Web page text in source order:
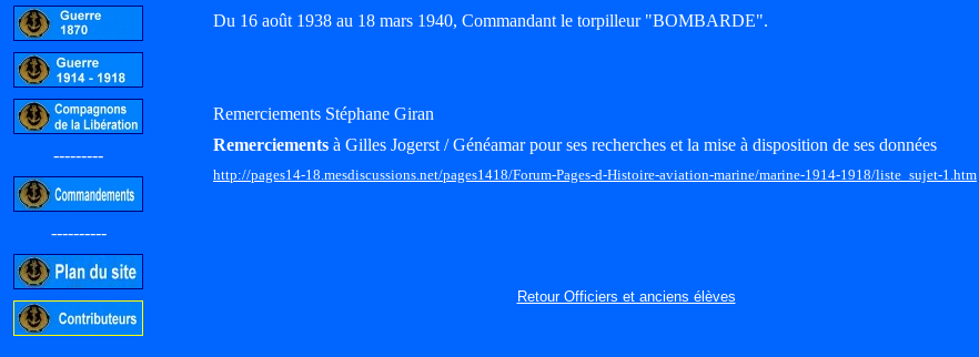
---------
----------
Du 16 août 1938 au 18 mars 1940, Commandant le torpilleur "BOMBARDE".
Remerciements Stéphane Giran
Remerciements à Gilles Jogerst / Généamar pour ses recherches et la mise à disposition de ses données
http://pages14-18.mesdiscussions.net/pages1418/Forum-Pages-d-Histoire-aviation-marine/marine-1914-1918/liste_sujet-1.htm
Retour Officiers et anciens élèves